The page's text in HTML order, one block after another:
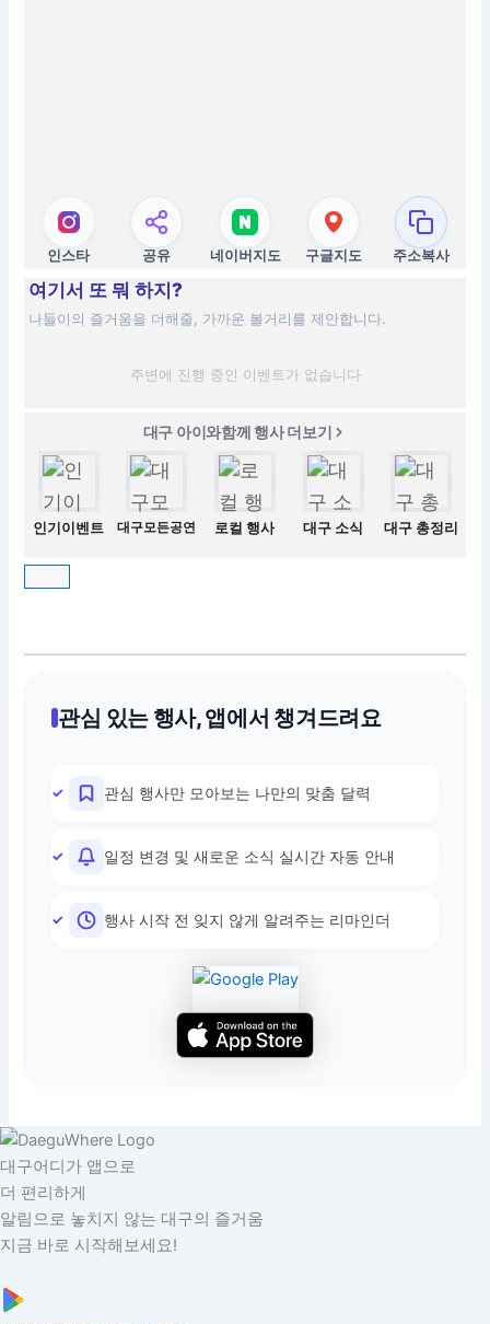
인스타 공유 네이버지도 구글지도 주소복사
여기서 또 뭐 하지?
나들이의 즐거움을 더해줄, 가까운 볼거리를 제안합니다.
주변에 진행 중인 이벤트가 없습니다
대구 아이와함께 행사 더보기
인기이벤트 대구모든공연 로컬 행사 대구 소식 대구 총정리
관심 있는 행사, 앱에서 챙겨드려요
관심 행사만 모아보는 나만의 맞춤 달력
일정 변경 및 새로운 소식 실시간 자동 안내
행사 시작 전 잊지 않게 알려주는 리마인더
대구어디가 앱으로
더 편리하게
알림으로 놓치지 않는 대구의 즐거움
지금 바로 시작해보세요!